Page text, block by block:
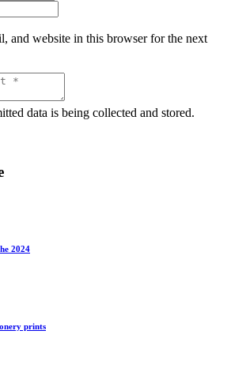
and website in this browser for the next
data is being collected and stored.
2024
prints